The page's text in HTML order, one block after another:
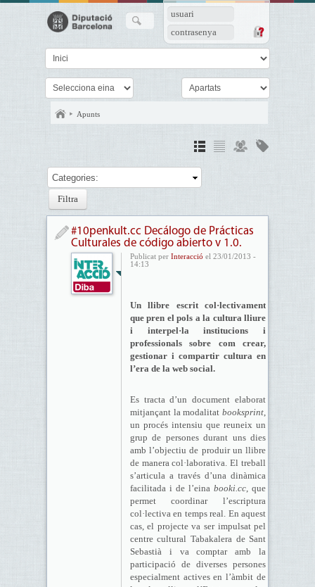
usuari
contrasenya
Apunts
Categories:
#10penkult.cc Decálogo de Prácticas
Culturales de código abierto v 1.0.
Publicat per Interacció el 23/01/2013 -
14:13
Un llibre escrit col·lectivament
que pren el pols a la cultura lliure
i interpel·la institucions i
professionals sobre com crear,
gestionar i compartir cultura en
l’era de la web social.
Es tracta d’un document elaborat
mitjançant la modalitatbooksprint,
un procés intensiu que reuneix un
grup de persones durant uns dies
amb l’objectiu de produir un llibre
de manera col·laborativa. El treball
s’articula a través d’una dinàmica
facilitada i de l’einabooki.cc, que
permet coordinar l’escriptura
col·lectiva en temps real. En aquest
cas, el projecte va ser impulsat pel
centre cultural Tabakalera de Sant
Sebastià i va comptar amb la
participació de diverses persones
especialment actives en l’àmbit de